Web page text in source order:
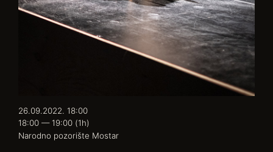
26.09.2022. 18:00
18:00 — 19:00 (1h)
Narodno pozorište Mostar